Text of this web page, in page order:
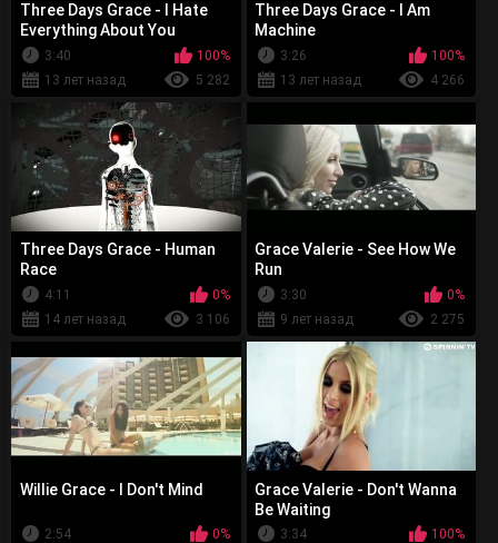
Three Days Grace - I Hate
Everything About You
3:40
100%
13 лет назад
5 282
Three Days Grace - I Am
Machine
3:26
100%
13 лет назад
4 266
Three Days Grace - Human
Race
4:11
0%
14 лет назад
3 106
Grace Valerie - See How We
Run
3:30
0%
9 лет назад
2 275
Willie Grace - I Don't Mind
2:54
0%
Grace Valerie - Don't Wanna
Be Waiting
3:34
100%